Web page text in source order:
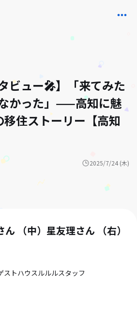
ビュー🎤】「来てみた
かった」——高知に魅
住ストーリー【高知
2025/7/24 (木)
ん （中）星友理さん （右）
ストハウスルルルスタッフ